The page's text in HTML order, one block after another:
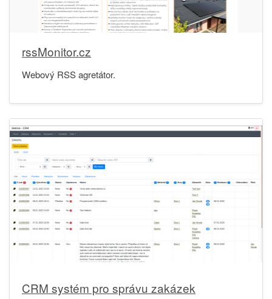
rssMonitor.cz
Webový RSS agretátor.
CRM systém pro správu zakázek